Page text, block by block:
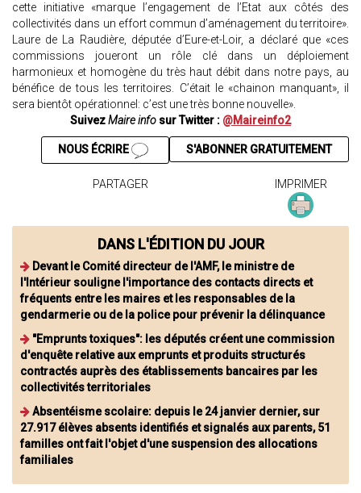
cette initiative «marque l’engagement de l’Etat aux côtés des
collectivités dans un effort commun d’aménagement du territoire».
Laure de La Raudière, députée d’Eure-et-Loir, a déclaré que «ces
commissions joueront un rôle clé dans un déploiement
harmonieux et homogène du très haut débit dans notre pays, au
bénéfice de tous les territoires. C’était le «chainon manquant», il
sera bientôt opérationnel: c’est une très bonne nouvelle».
SuivezMaire info sur Twitter : @Maireinfo2
S'ABONNER GRATUITEMENT
NOUS ÉCRIRE
PARTAGER IMPRIMER
DANS L'ÉDITION DU JOUR
Devant le Comité directeur de l'AMF, le ministre de
l'Intérieur souligne l'importance des contacts directs et
fréquents entre les maires et les responsables de la
gendarmerie ou de la police pour prévenir la délinquance
"Emprunts toxiques": les députés créent une commission
d'enquête relative aux emprunts et produits structurés
contractés auprès des établissements bancaires par les
collectivités territoriales
Absentéisme scolaire: depuis le 24 janvier dernier, sur
27.917 élèves absents identifiés et signalés aux parents, 51
familles ont fait l'objet d'une suspension des allocations
familiales